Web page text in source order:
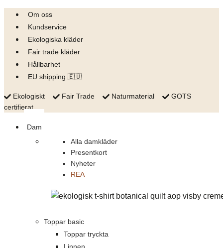
Skip
content
Om oss
Kundservice
Ekologiska kläder
Fair trade kläder
Hållbarhet
EU shipping 🇪🇺
Ekologiskt Fair Trade Naturmaterial
GOTS
certifierat
Dam
Alla damkläder
Presentkort
Nyheter
REA
Toppar basic
Toppar tryckta